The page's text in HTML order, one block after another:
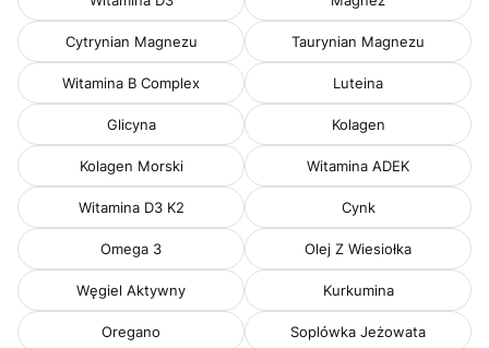
Cytrynian Magnezu Taurynian Magnezu
Witamina B Complex Luteina
Glicyna Kolagen
Kolagen Morski Witamina ADEK
Witamina D3 K2 Cynk
Omega 3 Olej Z Wiesiołka
Węgiel Aktywny Kurkumina
Oregano Soplówka Jeżowata